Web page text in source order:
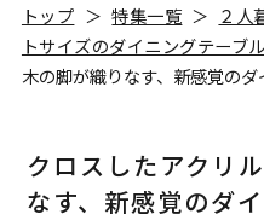
トップ 特集一覧
２人
トサイズのダイニングテーブル
木の脚が織りなす、新感覚の
クロスしたアクリ
なす、新感覚のダ